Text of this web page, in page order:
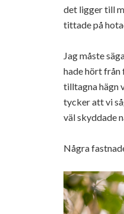
det ligger till
tittade på
Jag måste
hade hört från
tilltagna hägn
tycker att vi
väl skyddade
Några